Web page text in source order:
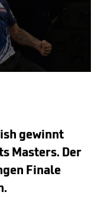
gewinnt
Masters. Der
Finale